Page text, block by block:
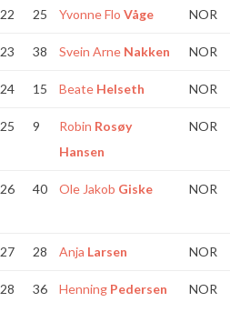
22 25 Yvonne Flo Våge NOR
23 38 Svein Arne Nakken NOR
24 15 Beate Helseth NOR
25 9 Robin Rosøy
Hansen
NOR
26 40 Ole Jakob Giske NOR
27 28 Anja Larsen NOR
28 36 Henning Pedersen NOR